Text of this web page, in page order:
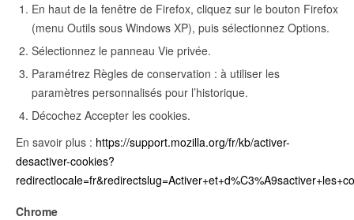
En haut de la fenêtre de Firefox, cliquez sur le bouton Firefox
(menu Outils sous Windows XP), puis sélectionnez Options.
Sélectionnez le panneau Vie privée.
Paramétrez Règles de conservation : à utiliser les
paramètres personnalisés pour l’historique.
Décochez Accepter les cookies.
En savoir plus : https://support.mozilla.org/fr/kb/activer-
desactiver-cookies?
Chrome